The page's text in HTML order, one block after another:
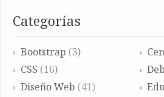
Categorías
Bootstrap (3)
CSS (16)
Diseño Web (41)